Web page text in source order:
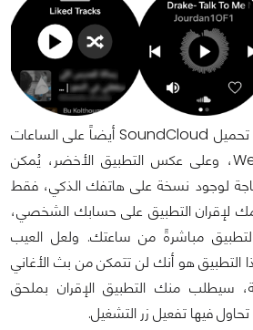
بجانب «سبوتفاي»، يُمكن تحميل SoundCloud أيضاً على الساعات
الذكية ذي نظام Wear OS، وعلى عكس التطبيق الأخضر، يُمكن
لوجود نسخة على هاتفك الذكي، فقط
لإقران التطبيق على حسابك الشخصي،
مباشرةً من ساعتك. ولعل العيب
التطبيق هو أنك لن تتمكن من بث الأغاني
سيطلب منك التطبيق الإقران بملحق
فيها تفعيل زر التشغيل.